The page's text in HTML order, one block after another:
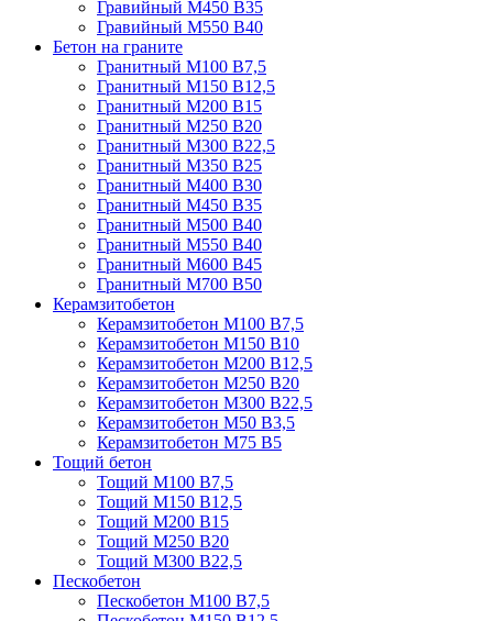
Гравийный М450 В35
Гравийный М550 В40
Бетон на граните
Гранитный М100 В7,5
Гранитный М150 В12,5
Гранитный М200 В15
Гранитный М250 В20
Гранитный М300 В22,5
Гранитный М350 В25
Гранитный М400 В30
Гранитный М450 В35
Гранитный М500 В40
Гранитный М550 В40
Гранитный М600 В45
Гранитный М700 В50
Керамзитобетон
Керамзитобетон М100 В7,5
Керамзитобетон М150 В10
Керамзитобетон М200 В12,5
Керамзитобетон М250 В20
Керамзитобетон М300 В22,5
Керамзитобетон М50 В3,5
Керамзитобетон М75 В5
Тощий бетон
Тощий М100 В7,5
Тощий М150 В12,5
Тощий М200 В15
Тощий М250 В20
Тощий М300 В22,5
Пескобетон
Пескобетон М100 В7,5